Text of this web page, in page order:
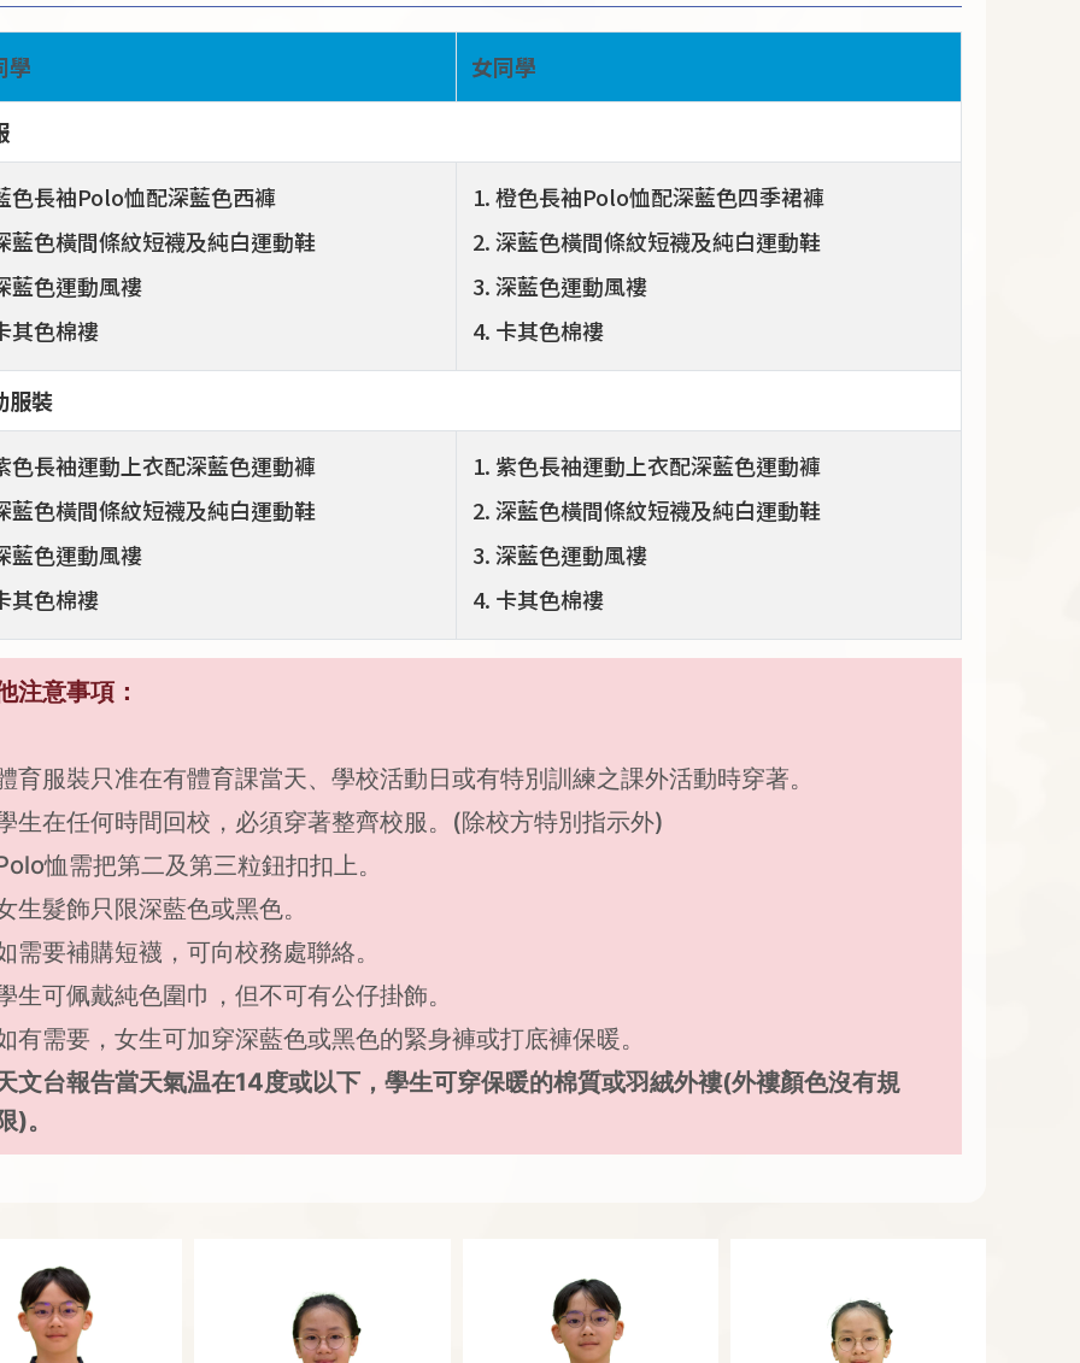
學 女同學
色長袖Polo恤配深藍色西褲
藍色橫間條紋短襪及純白運動鞋
藍色運動風褸
其色棉褸
橙色長袖Polo恤配深藍色四季裙褲
深藍色橫間條紋短襪及純白運動鞋
深藍色運動風褸
卡其色棉褸
服裝
色長袖運動上衣配深藍色運動褲
藍色橫間條紋短襪及純白運動鞋
藍色運動風褸
其色棉褸
紫色長袖運動上衣配深藍色運動褲
深藍色橫間條紋短襪及純白運動鞋
深藍色運動風褸
卡其色棉褸
注意事項：
育服裝只准在有體育課當天、學校活動日或有特別訓練之課外活動時穿著。
生在任何時間回校，必須穿著整齊校服。(除校方特別指示外)
恤需把第二及第三粒鈕扣扣上。
生髮飾只限深藍色或黑色。
需要補購短襪，可向校務處聯絡。
生可佩戴純色圍巾，但不可有公仔掛飾。
有需要，女生可加穿深藍色或黑色的緊身褲或打底褲保暖。
文台報告當天氣温在14度或以下，學生可穿保暖的棉質或羽絨外褸(外褸顏色沒有規
)。